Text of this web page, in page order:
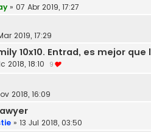
» 07 Abr 2019, 17:27
2019, 17:29
10x10. Entrad, es mejor
2018, 18:10 9
2018, 16:09
» 13 Jul 2018, 03:50